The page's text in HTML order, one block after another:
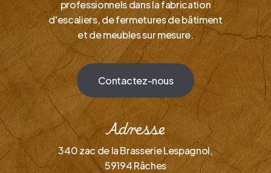
professionnels dans la fabrication
d'escaliers, de fermetures de bâtiment
et de meubles sur mesure.
Contactez-nous
Adresse
340 zac de la Brasserie Lespagnol,
59194 Râches